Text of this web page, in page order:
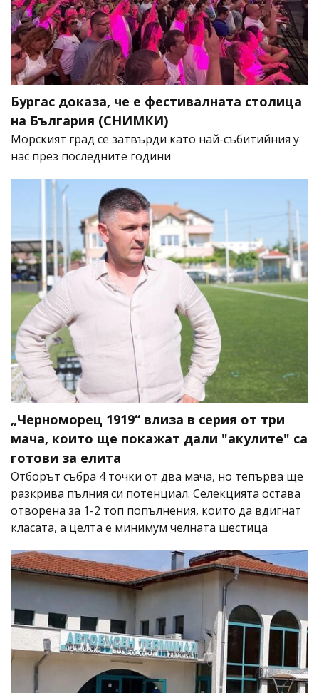
Бургас доказа, че е фестивалната столица
на България (СНИМКИ)
Морският град се затвърди като най-събитийния у
нас през последните години
„Черноморец 1919“ влиза в серия от три
мача, които ще покажат дали "акулите" са
готови за елита
Отборът събра 4 точки от два мача, но тепърва ще
разкрива пълния си потенциал. Селекцията остава
отворена за 1-2 топ попълнения, които да вдигнат
класата, а целта е минимум челната шестица